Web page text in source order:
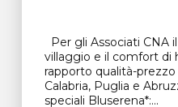
Per gli Associati CNA
villaggio e il comfort di
rapporto qualità-prezzo
Calabria, Puglia e
speciali Bluserena*:...